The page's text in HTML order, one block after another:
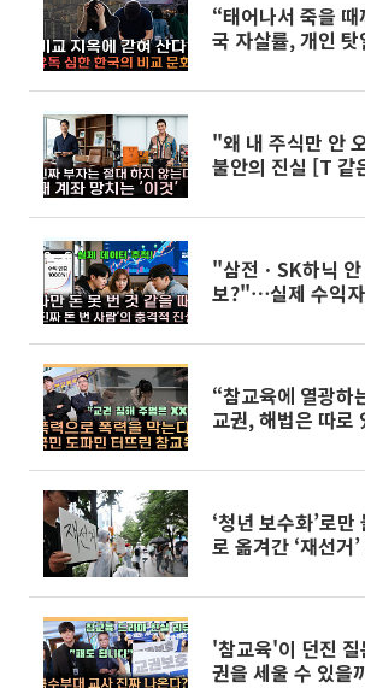
“태어나서 죽을
국 자살률, 개인
"왜 내 주식만 안
불안의 진실 [T 같
"삼전ㆍSK하닉
보?"⋯실제 수익
“참교육에 열광
교권, 해법은 따로
‘청년 보수화’로
로 옮겨간 ‘재선거
'참교육'이 던진
권을 세울 수 있